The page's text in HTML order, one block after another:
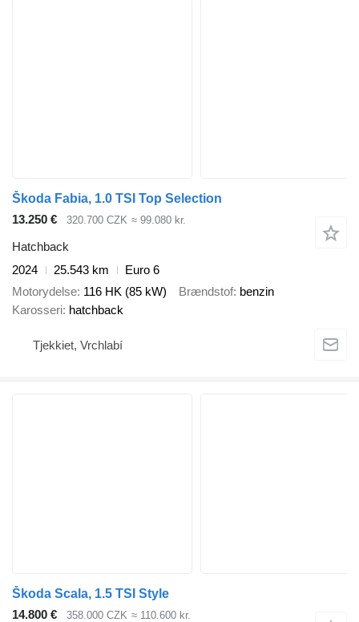
Škoda Fabia, 1.0 TSI Top Selection
13.250 €
320.700 CZK ≈ 99.080 kr.
Hatchback
2024
25.543 km
Euro 6
Motorydelse 116 HK (85 kW) Brændstof benzin
Karosseri hatchback
Tjekkiet, Vrchlabí
Škoda Scala, 1.5 TSI Style
14.800 €
358.000 CZK ≈ 110.600 kr.